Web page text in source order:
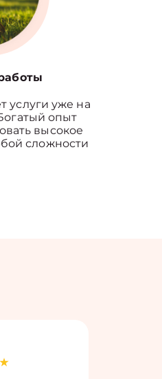
услуги уже на
опыт
высокое
сложности